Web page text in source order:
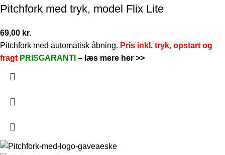
Pitchfork med tryk, model Flix Lite
69,00 kr.
Pitchfork med automatisk åbning. Pris inkl. tryk, opstart og
fragt PRISGARANTI – læs mere her >>